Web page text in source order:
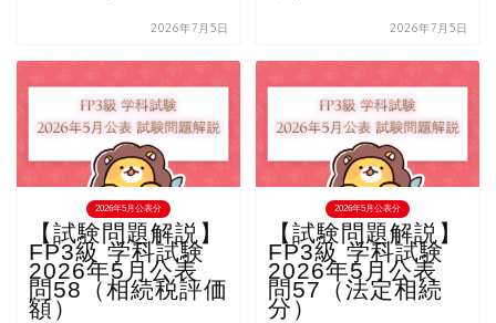
2026年7月5日 2026年7月5日
2026年5月公表分
【試験問題解説】
FP3級 学科試験
2026年5月公表
問58（相続税評価
額）
2026年5月公表分
【試験問題解説】
FP3級 学科試験
2026年5月公表
問57（法定相続
分）